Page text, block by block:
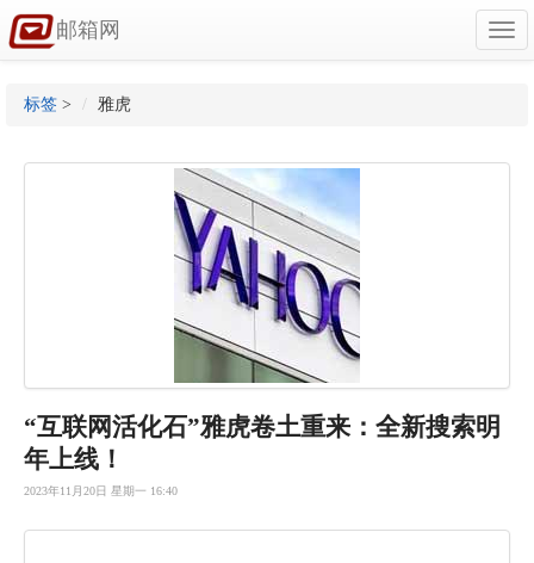
邮箱网
标签 > 雅虎
“互联网活化石”雅虎卷土重来： 全新搜索明
年上线！
2023年11月20日 星期一 16:40